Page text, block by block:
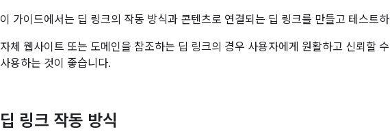
이 가이드에서는 딥 링크의 작동 방식과 콘텐츠로 연결되는 딥 링크를 만들고 테스트
자체 웹사이트 또는 도메인을 참조하는 딥 링크의 경우 사용자에게 원활하고 신뢰할
사용하는 것이 좋습니다.
딥 링크 작동 방식